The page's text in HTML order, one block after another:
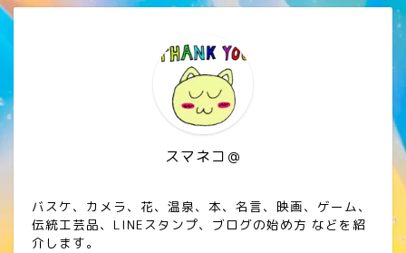
スマネコ＠
バスケ、カメラ、花、温泉、本、名言、映画、ゲーム、
伝統工芸品、LINEスタンプ、ブログの始め方 などを紹
介します。